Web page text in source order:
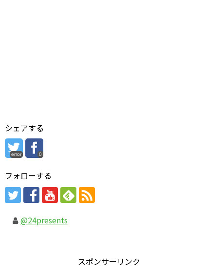
シェアする
error 0
フォローする
@24presents
スポンサーリンク